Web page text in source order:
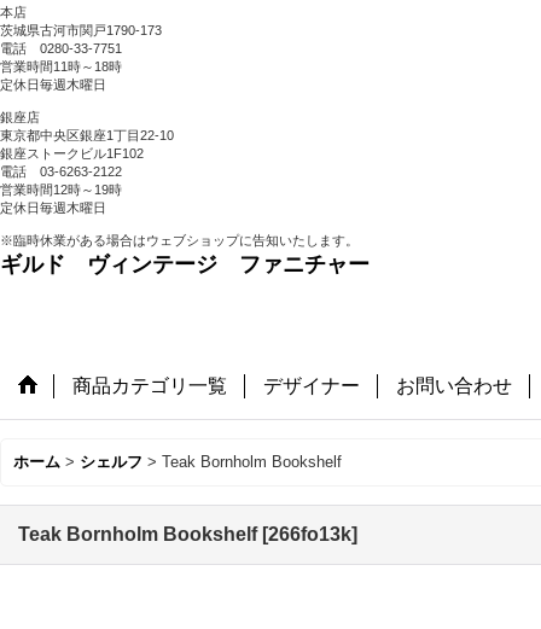
本店
茨城県古河市関戸1790-173
電話 0280-33-7751
営業時間11時～18時
定休日毎週木曜日
銀座店
東京都中央区銀座1丁目22-10
銀座ストークビル1F102
電話 03-6263-2122
営業時間12時～19時
定休日毎週木曜日
※臨時休業がある場合はウェブショップに告知いたします。
ギルド ヴィンテージ ファニチャー
商品カテゴリ一覧 デザイナー お問い合わせ
ホーム > シェルフ > Teak Bornholm Bookshelf
Teak Bornholm Bookshelf [266fo13k]